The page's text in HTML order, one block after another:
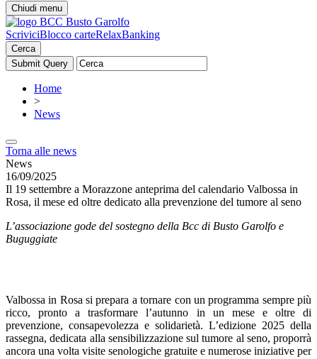
Chiudi menu
ScriviciBlocco carteRelaxBanking
Cerca
Home
>
News
Torna alle news
News
16/09/2025
Il 19 settembre a Morazzone anteprima del calendario Valbossa in
Rosa, il mese ed oltre dedicato alla prevenzione del tumore al seno
L’associazione gode del sostegno della Bcc di Busto Garolfo e
Buguggiate
Valbossa in Rosa si prepara a tornare con un programma sempre più
ricco, pronto a trasformare l’autunno in un mese e oltre di
prevenzione, consapevolezza e solidarietà. L’edizione 2025 della
rassegna, dedicata alla sensibilizzazione sul tumore al seno, proporrà
ancora una volta visite senologiche gratuite e numerose iniziative per